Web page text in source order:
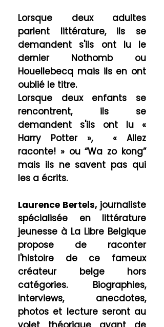
Lorsque deux adultes
parlent littérature, ils se
demandent s'ils ont lu le
dernier Nothomb ou
Houellebecq mais ils en ont
oublié le titre.
Lorsque deux enfants se
rencontrent, ils se
demandent s'ils ont lu «
Harry Potter », « Allez
raconte! » ou “Wa zo kong”
mais ils ne savent pas qui
les a écrits.
Laurence Bertels, journaliste
spécialisée en littérature
jeunesse à La Libre Belgique
propose de raconter
l'histoire de ce fameux
créateur belge hors
catégories. Biographies,
interviews, anecdotes,
photos et lecture seront au